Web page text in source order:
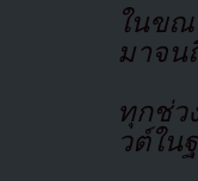
ในขณ
มาจน
ทุกช่ว
วต์ใน